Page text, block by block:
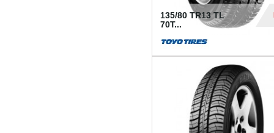
135/80 TR13 TL
70T...